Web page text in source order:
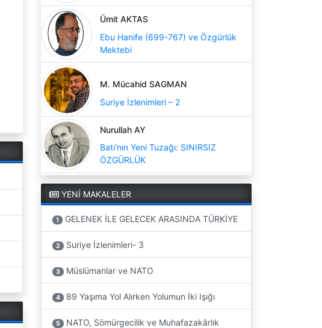
Ümit AKTAS
Ebu Hanife (699-767) ve Özgürlük
Mektebi
M. Mücahid SAGMAN
Suriye İzlenimleri – 2
Nurullah AY
Batı'nın Yeni Tuzağı: SINIRSIZ
ÖZGÜRLÜK
YENİ MAKALELER
1 GELENEK İLE GELECEK ARASINDA TÜRKİYE
2 Suriye İzlenimleri- 3
3 Müslümanlar ve NATO
4 89 Yaşıma Yol Alırken Yolumun İki Işığı
5 NATO, Sömürgecilik ve Muhafazakârlık